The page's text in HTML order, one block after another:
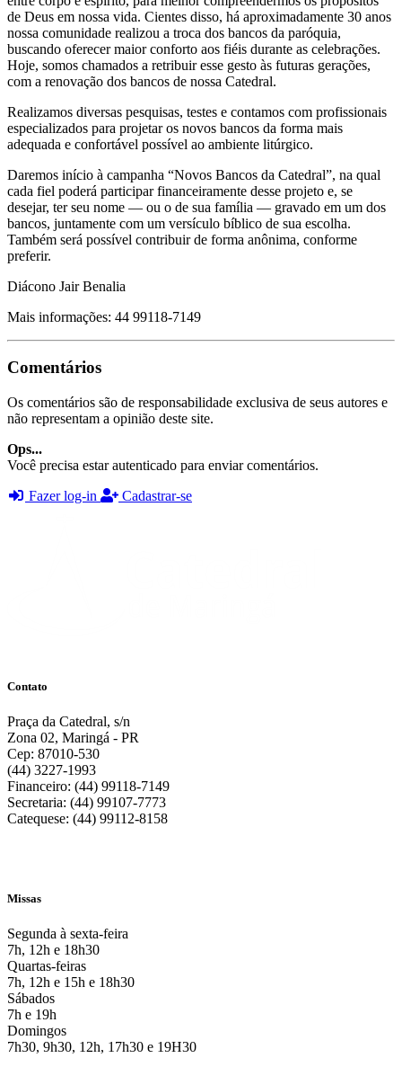
de Deus em nossa vida. Cientes disso, há aproximadamente 30 anos
nossa comunidade realizou a troca dos bancos da paróquia,
buscando oferecer maior conforto aos fiéis durante as celebrações.
Hoje, somos chamados a retribuir esse gesto às futuras gerações,
com a renovação dos bancos de nossa Catedral.
Realizamos diversas pesquisas, testes e contamos com profissionais
especializados para projetar os novos bancos da forma mais
adequada e confortável possível ao ambiente litúrgico.
Daremos início à campanha “Novos Bancos da Catedral”, na qual
cada fiel poderá participar financeiramente desse projeto e, se
desejar, ter seu nome — ou o de sua família — gravado em um dos
bancos, juntamente com um versículo bíblico de sua escolha.
Também será possível contribuir de forma anônima, conforme
preferir.
Diácono Jair Benalia
Mais informações: 44 99118-7149
Comentários
Os comentários são de responsabilidade exclusiva de seus autores e
não representam a opinião deste site.
Ops...
Você precisa estar autenticado para enviar comentários.
Fazer log-in
Cadastrar-se
Contato
Praça da Catedral, s/n
Zona 02, Maringá - PR
Cep: 87010-530
(44) 3227-1993
Financeiro: (44) 99118-7149
Secretaria: (44) 99107-7773
Catequese: (44) 99112-8158
Missas
Segunda à sexta-feira
7h, 12h e 18h30
Quartas-feiras
7h, 12h e 15h e 18h30
Sábados
7h e 19h
Domingos
7h30, 9h30, 12h, 17h30 e 19H30